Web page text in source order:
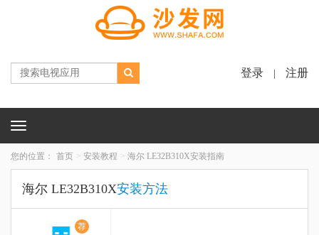
登录 注册
Toggle
您的位置： 首页 安装教程 海尔 LE32B310X安装指南
海尔 LE32B310X安装方法
荐